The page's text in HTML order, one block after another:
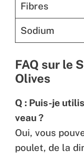
Fibres
Sodium
FAQ sur le
Olives
Q : Puis-je
veau ?
Oui, vous
poulet, de la